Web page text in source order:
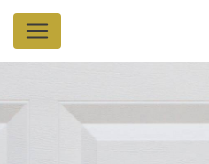
Panneau de gestion des cookies